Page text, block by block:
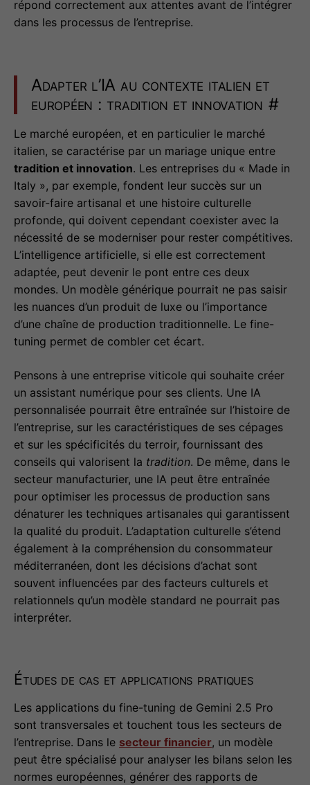
répond correctement aux attentes avant de l’intégrer
dans les processus de l’entreprise.
Adapter l’IA au contexte italien et
européen : tradition et innovation #
Le marché européen, et en particulier le marché
italien, se caractérise par un mariage unique entre
tradition et innovation. Les entreprises du « Made in
Italy », par exemple, fondent leur succès sur un
savoir-faire artisanal et une histoire culturelle
profonde, qui doivent cependant coexister avec la
nécessité de se moderniser pour rester compétitives.
L’intelligence artificielle, si elle est correctement
adaptée, peut devenir le pont entre ces deux
mondes. Un modèle générique pourrait ne pas saisir
les nuances d’un produit de luxe ou l’importance
d’une chaîne de production traditionnelle. Le fine-
tuning permet de combler cet écart.
Pensons à une entreprise viticole qui souhaite créer
un assistant numérique pour ses clients. Une IA
personnalisée pourrait être entraînée sur l’histoire de
l’entreprise, sur les caractéristiques de ses cépages
et sur les spécificités du terroir, fournissant des
conseils qui valorisent la tradition. De même, dans le
secteur manufacturier, une IA peut être entraînée
pour optimiser les processus de production sans
dénaturer les techniques artisanales qui garantissent
la qualité du produit. L’adaptation culturelle s’étend
également à la compréhension du consommateur
méditerranéen, dont les décisions d’achat sont
souvent influencées par des facteurs culturels et
relationnels qu’un modèle standard ne pourrait pas
interpréter.
Études de cas et applications pratiques
Les applications du fine-tuning de Gemini 2.5 Pro
sont transversales et touchent tous les secteurs de
l’entreprise. Dans le secteur financier, un modèle
peut être spécialisé pour analyser les bilans selon les
normes européennes, générer des rapports de